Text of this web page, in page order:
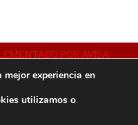
POR AVISA
Instagram
experiencia en
utilizamos o